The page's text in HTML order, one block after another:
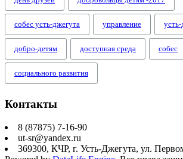
собес усть-джегута управление усть-
добро-детям доступная среда собес
социального развития
Контакты
8 (87875) 7-16-90
ut-sr@yandex.ru
369300, КЧР, г. Усть-Джегута, ул.